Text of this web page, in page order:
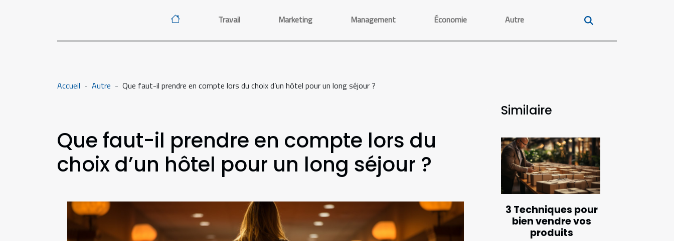
Travail Marketing Management Économie Autre
Accueil Autre Que faut-il prendre en compte lors du choix d’un hôtel pour un long séjour ?
Que faut-il prendre en compte lors du
choix d’un hôtel pour un long séjour ?
Similaire
3 Techniques pour
bien vendre vos
produits